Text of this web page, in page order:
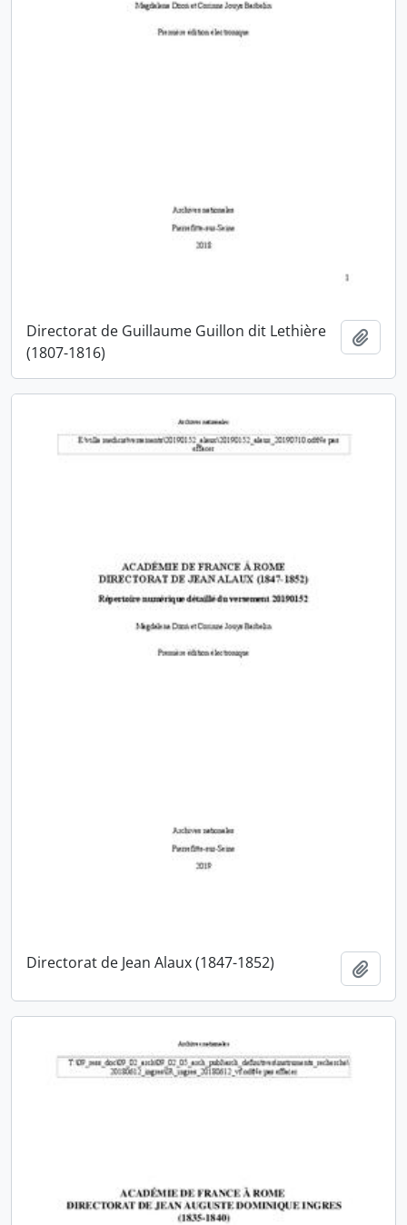
Directorat de Guillaume Guillon dit Lethière
(1807-1816)
Directorat de Jean Alaux (1847-1852)